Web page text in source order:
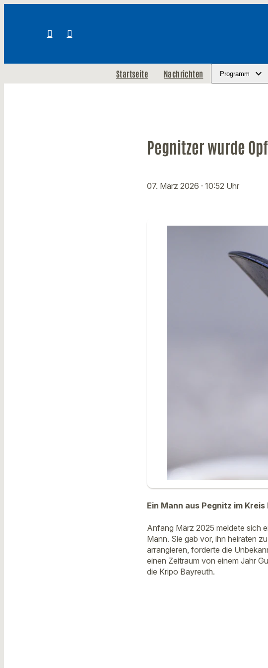
Startseite Nachrichten Programm
Pegnitzer wurde
07. März 2026 · 10:52 Uhr
Ein Mann aus Pegnitz im
Anfang März 2025 meldete sich
Mann. Sie gab vor, ihn heiraten
arrangieren, forderte die
einen Zeitraum von einem Jahr
die Kripo Bayreuth.